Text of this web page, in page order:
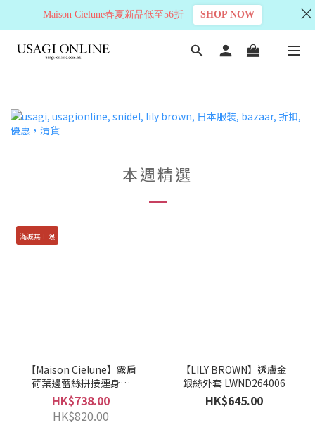
本週精選
滿減無上限
【Maison Cielune】露肩
荷葉邊蕾絲拼接連身裙
MWAM261517
HK$738.00
HK$820.00
【LILY BROWN】透膚金
銀絲外套 LWND264006
HK$645.00
Maison Cielune春夏新品低至56折 SHOP NOW